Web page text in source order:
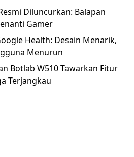
Diluncurkan: Balapan
Gamer
Health: Desain Menarik,
Menurun
Botlab W510 Tawarkan Fitur
Terjangkau